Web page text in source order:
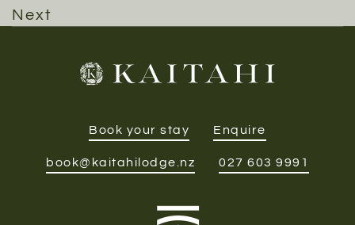
Next
Book your stay Enquire
book@kaitahilodge.nz 027 603 9991